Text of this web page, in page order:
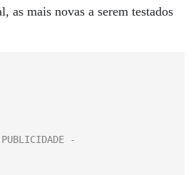
as mais novas a serem testados